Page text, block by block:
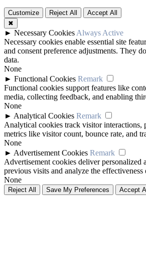
Customize Reject All
Accept All
✖
► Necessary Cookies Always Active
Necessary cookies enable essential site
and consent preference adjustments. They
data.
None
► Functional Cookies Remark
Functional cookies support features like
media, collecting feedback, and enabling
None
► Analytical Cookies Remark
Analytical cookies track visitor interactions,
metrics like visitor count, bounce rate, and
None
► Advertisement Cookies Remark
Advertisement cookies deliver personalized
previous visits and analyze the effectiveness
None
Reject All Save My Preferences Accept All